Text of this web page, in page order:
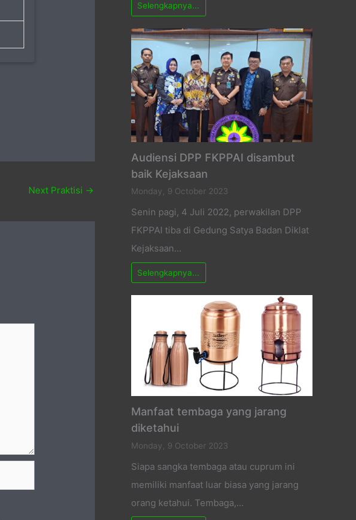
Next Praktisi →
Selengkapnya...
Audiensi DPP FKPPAI disambut
baik Kejaksaan
Monday, 9 October 2023
Senin pagi, 4 Juli 2022, perwakilan DPP
FKPPAI tiba di Gedung Satya Badan Diklat
Kejaksaan…
Selengkapnya...
Manfaat tembaga yang jarang
diketahui
Monday, 9 October 2023
Siapa sangka tembaga atau cuprum ini
memiliki manfaat luar biasa yang jarang
orang ketahui. Tembaga,…